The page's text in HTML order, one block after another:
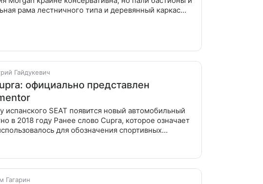
рама лестничного типа и деревянный каркас
Гайдукевич
официально представлен
испанского SEAT появится новый автомобильный
в 2018 году Ранее слово Cupra, которое означает
для обозначения спортивных
Гагарин